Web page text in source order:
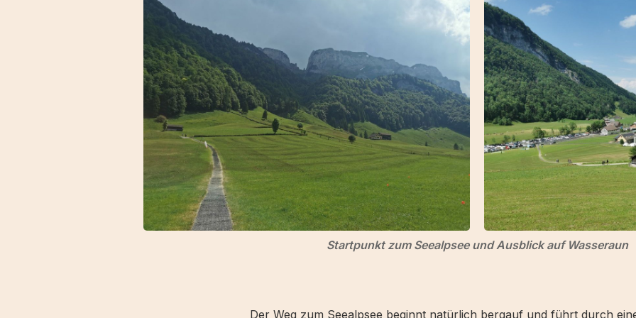
Startpunkt zum Seealpsee und Ausblick auf Wasseraun
Der Weg zum Seealpsee beginnt natürlich bergauf und führt durch